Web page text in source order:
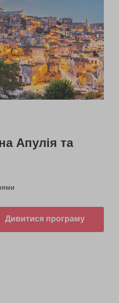
Апулія та
Дивитися програму